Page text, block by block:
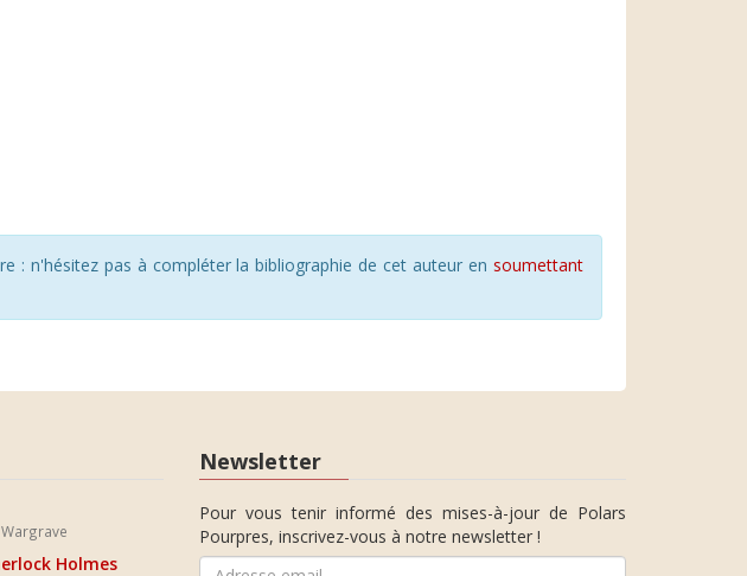
: n'hésitez pas à compléter la bibliographie de cet auteur en soumettant
Wargrave
Holmes
Newsletter
Pour vous tenir informé des mises-à-jour de Polars
Pourpres, inscrivez-vous à notre newsletter !